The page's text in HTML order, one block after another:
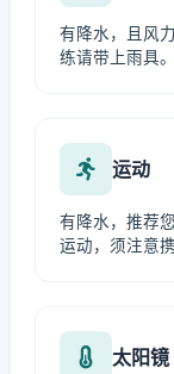
有降水，且风
练请带上雨具。
运动
有降水，推荐
运动，须注意
太阳镜